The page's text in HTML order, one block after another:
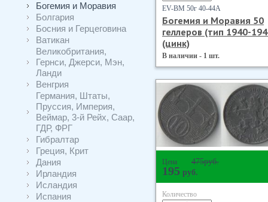
Богемия и Моравия
Болгария
Босния и Герцеговина
Ватикан
Великобритания,
Гернси, Джерси, Мэн,
Ланди
Венгрия
Германия, Штаты,
Пруссия, Империя,
Веймар, 3-й Рейх, Саар,
ГДР, ФРГ
Гибралтар
Греция, Крит
Дания
Ирландия
Исландия
Испания
EV-BM 50г 40-44А
Богемия и Моравия 50
геллеров (тип 1940-
(цинк)
В наличии - 1 шт.
Цена 475руб.
195 руб.
Количество